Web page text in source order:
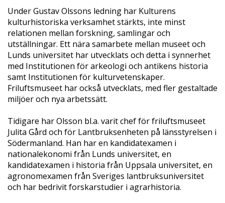
Under Gustav Olssons ledning har Kulturens
kulturhistoriska verksamhet stärkts, inte minst
relationen mellan forskning, samlingar och
utställningar. Ett nära samarbete mellan museet och
Lunds universitet har utvecklats och detta i synnerhet
med Institutionen för arkeologi och antikens historia
samt Institutionen för kulturvetenskaper.
Friluftsmuseet har också utvecklats, med fler gestaltade
miljöer och nya arbetssätt.
Tidigare har Olsson bl.a. varit chef för friluftsmuseet
Julita Gård och för Lantbruksenheten på länsstyrelsen i
Södermanland. Han har en kandidatexamen i
nationalekonomi från Lunds universitet, en
kandidatexamen i historia från Uppsala universitet, en
agronomexamen från Sveriges lantbruksuniversitet
och har bedrivit forskarstudier i agrarhistoria.